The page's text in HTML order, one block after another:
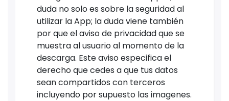
duda no solo es sobre la seguridad al
utilizar la App; la duda viene también
por que el aviso de privacidad que se
muestra al usuario al momento de la
descarga. Este aviso especifica el
derecho que cedes a que tus datos
sean compartidos con terceros
incluyendo por supuesto las imagenes.